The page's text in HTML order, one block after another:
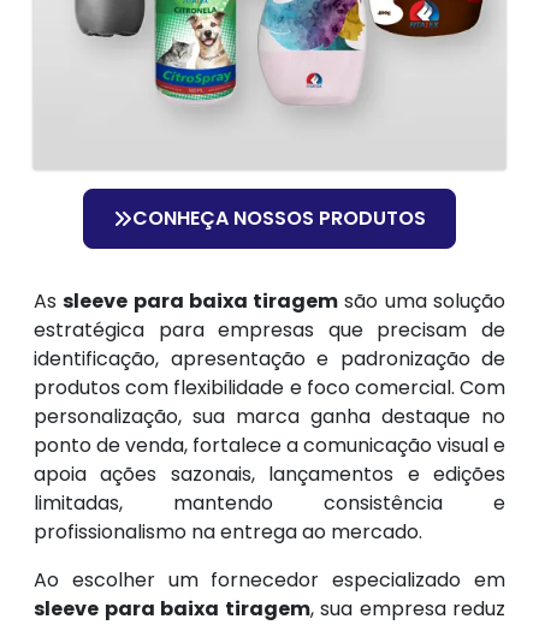
Assleeve para baixa tiragem são uma solução
estratégica para empresas que precisam de
identificação, apresentação e padronização de
produtos com flexibilidade e foco comercial. Com
personalização, sua marca ganha destaque no
ponto de venda, fortalece a comunicação visual e
apoia ações sazonais, lançamentos e edições
limitadas, mantendo consistência e
profissionalismo na entrega ao mercado.
Ao escolher um fornecedor especializado em
sleeve para baixa tiragem, sua empresa reduz
CONHEÇA NOSSOS PRODUTOS